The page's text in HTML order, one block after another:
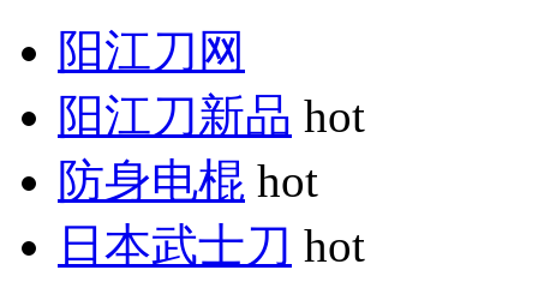
阳江刀网
阳江刀新品 hot
防身电棍 hot
日本武士刀 hot